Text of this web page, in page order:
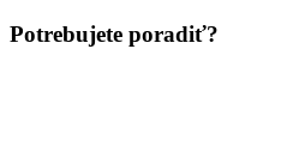
Potrebujete poradiť?